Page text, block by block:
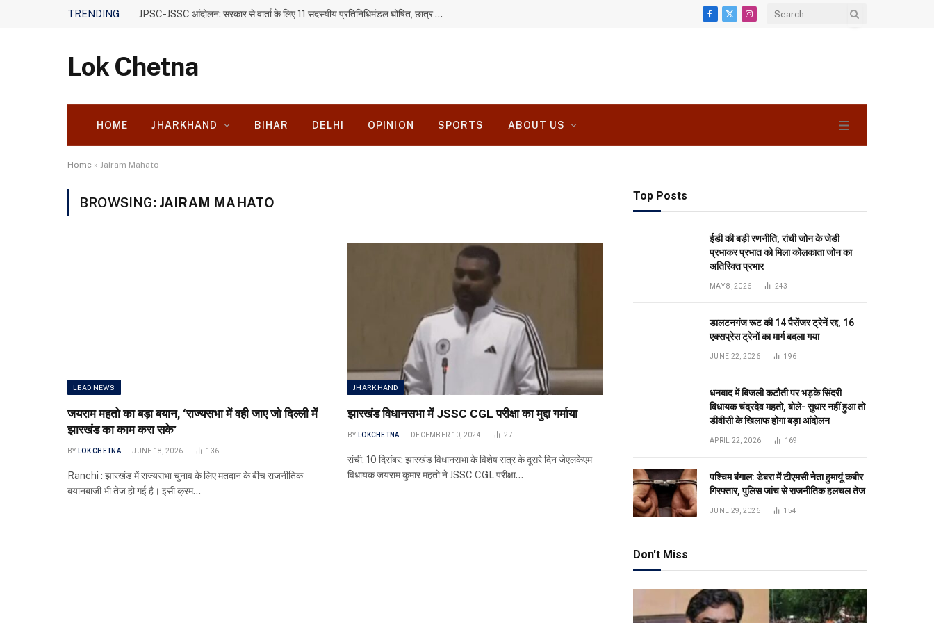
TRENDING JPSC-JSSC आंदोलन: सरकार से वार्ता के लिए 11 सदस्यीय प्रतिनिधिमंडल घोषित, छात्र ही रखेंगे सभी मांगें
Facebook
X
Instagram
Lok Chetna
HOME JHARKHAND BIHAR DELHI OPINION SPORTS ABOUT US
Home » Jairam Mahato
BROWSING: JAIRAM MAHATO
LEAD NEWS
जयराम महतो का बड़ा बयान, ‘राज्यसभा में वही जाए जो दिल्ली में
झारखंड का काम करा सके’
BY LOK CHETNA JUNE 18, 2026 136
Ranchi : झारखंड में राज्यसभा चुनाव के लिए मतदान के बीच राजनीतिक
बयानबाजी भी तेज हो गई है। इसी क्रम…
JHARKHAND
झारखंड विधानसभा में JSSC CGL परीक्षा का मुद्दा गर्माया
BY LOKCHETNA DECEMBER 10, 2024 27
रांची, 10 दिसंबर: झारखंड विधानसभा के विशेष सत्र के दूसरे दिन जेएलकेएम
विधायक जयराम कुमार महतो ने JSSC CGL परीक्षा…
Top Posts
ईडी की बड़ी रणनीति, रांची जोन के जेडी
प्रभाकर प्रभात को मिला कोलकाता जोन का
अतिरिक्त प्रभार
MAY 8, 2026 243
डालटनगंज रूट की 14 पैसेंजर ट्रेनें रद्द, 16
एक्सप्रेस ट्रेनों का मार्ग बदला गया
JUNE 22, 2026 196
धनबाद में बिजली कटौती पर भड़के सिंदरी
विधायक चंद्रदेव महतो, बोले- सुधार नहीं हुआ तो
डीवीसी के खिलाफ होगा बड़ा आंदोलन
APRIL 22, 2026 169
पश्चिम बंगाल: डेबरा में टीएमसी नेता हुमायूं कबीर
गिरफ्तार, पुलिस जांच से राजनीतिक हलचल तेज
JUNE 29, 2026 154
Don't Miss